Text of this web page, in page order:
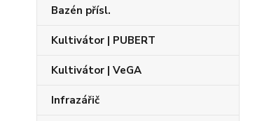
Bazén přísl.
Kultivátor | PUBERT
Kultivátor | VeGA
Infrazářič